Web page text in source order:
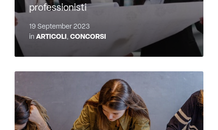
professionisti
19 September 2023
in ARTICOLI, CONCORSI